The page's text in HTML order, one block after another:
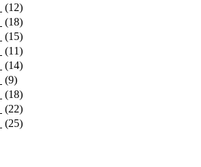
(12)
(18)
(15)
(11)
(14)
(9)
(18)
(22)
(25)